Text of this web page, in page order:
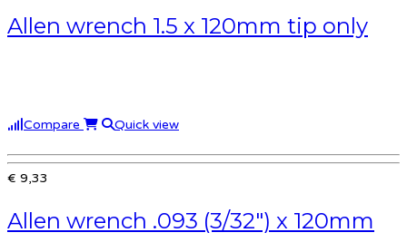
Allen wrench 1.5 x 120mm tip only
Compare Quick view
€ 9,33
Allen wrench .093 (3/32″) x 120mm